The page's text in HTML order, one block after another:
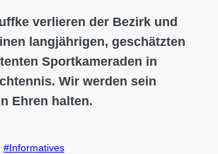
verlieren der Bezirk und
langjährigen, geschätzten
Sportkameraden in
Wir werden sein
Ehren halten.
Informatives